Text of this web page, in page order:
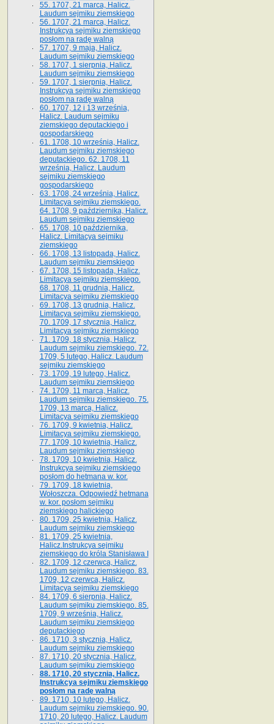
55. 1707, 21 marca, Halicz.
Laudum sejmiku ziemskiego
56. 1707, 21 marca, Halicz.
Instrukcya sejmiku ziemskiego
posłom na radę walną
57. 1707, 9 maja, Halicz.
Laudum sejmiku ziemskiego
58. 1707, 1 sierpnia, Halicz.
Laudum sejmiku ziemskiego
59. 1707, 1 sierpnia, Halicz.
Instrukcya sejmiku ziemskiego
posłom na radę walną
60. 1707, 12 i 13 września,
Halicz. Laudum sejmiku
ziemskiego deputackiego i
gospodarskiego
61. 1708, 10 września, Halicz.
Laudum sejmiku ziemskiego
deputackiego. 62. 1708, 11
września, Halicz. Laudum
sejmiku ziemskiego
gospodarskiego
63. 1708, 24 września, Halicz.
Limitacya sejmiku ziemskiego.
64. 1708, 9 października, Halicz.
Laudum sejmiku ziemskiego
65­. 1708, 10 października,
Halicz. Limitacya sejmiku
ziemskiego
66. 1708, 13 listopada, Halicz.
Laudum sejmiku ziemskiego
67. 1708, 15 listopada, Halicz.
Limitacya sejmiku ziemskiego.
68. 1708, 11 grudnia, Halicz.
Limitacya sejmiku ziemskiego
69. 1708, 13 grudnia, Halicz.
Limitacya sejmiku ziemskiego.
70. 1709, 17 stycznia, Halicz.
Limitacya sejmiku ziemskiego
71. 1709, 18 stycznia, Halicz.
Laudum sejmiku ziemskiego. 72.
1709, 5 lutego, Halicz. Laudum
sejmiku ziemskiego
73. 1709, 19 lutego, Halicz.
Laudum sejmiku ziemskiego
74. 1709, 11 marca, Halicz.
Laudum sejmiku ziemskiego. 75.
1709, 13 marca, Halicz.
Limitacya sejmiku ziemskiego
76. 1709, 9 kwietnia, Halicz.
Limitacya sejmiku ziemskiego.
77. 1709, 10 kwietnia, Halicz.
Laudum sejmiku ziemskiego
78. 1709, 10 kwietnia, Halicz.
Instrukcya sejmiku ziemskiego
posłom do hetmana w. kor.
79. 1709, 18 kwietnia,
Wołoszcza. Odpowiedź hetmana
w. kor. posłom sejmiku
ziemskiego halickiego
80. 1709, 25 kwietnia, Halicz.
Laudum sejmiku ziemskiego
81. 1709, 25 kwietnia,
Halicz.Instrukcya sejmiku
ziemskiego do króla Stanisława I
82. 1709, 12 czerwca, Halicz.
Laudum sejmiku ziemskiego. 83.
1709, 12 czerwca, Halicz.
Limitacya sejmiku ziemskiego
84. 1709, 6 sierpnia, Halicz.
Laudum sejmiku ziemskiego. 85.
1709, 9 września, Halicz.
Laudum sejmiku ziemskiego
deputackiego
86. 1710, 3 stycznia, Halicz.
Laudum sejmiku ziemskiego
87. 1710, 20 stycznia, Halicz.
Laudum sejmiku ziemskiego
88. 1710, 20 stycznia, Halicz.
Instrukcya sejmiku ziemskiego
posłom na radę walną
89. 1710, 10 lutego, Halicz.
Laudum sejmiku ziemskiego. 90.
1710, 20 lutego, Halicz. Laudum